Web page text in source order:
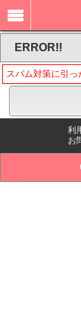
ERROR!!
スパム対策に引っ
利
お